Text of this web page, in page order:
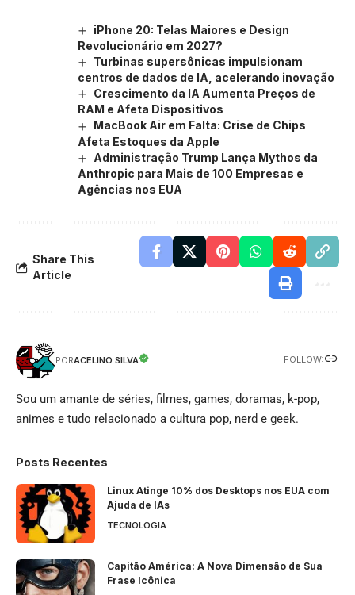
iPhone 20: Telas Maiores e Design
Revolucionário em 2027?
Turbinas supersônicas impulsionam
centros de dados de IA, acelerando inovação
Crescimento da IA Aumenta Preços de
RAM e Afeta Dispositivos
MacBook Air em Falta: Crise de Chips
Afeta Estoques da Apple
Administração Trump Lança Mythos da
Anthropic para Mais de 100 Empresas e
Agências nos EUA
Share This
Article
PORACELINO SILVA FOLLOW:
Sou um amante de séries, filmes, games, doramas, k-pop,
animes e tudo relacionado a cultura pop, nerd e geek.
Posts Recentes
Linux Atinge 10% dos Desktops nos EUA com
Ajuda de IAs
TECNOLOGIA
Capitão América: A Nova Dimensão de Sua
Frase Icônica